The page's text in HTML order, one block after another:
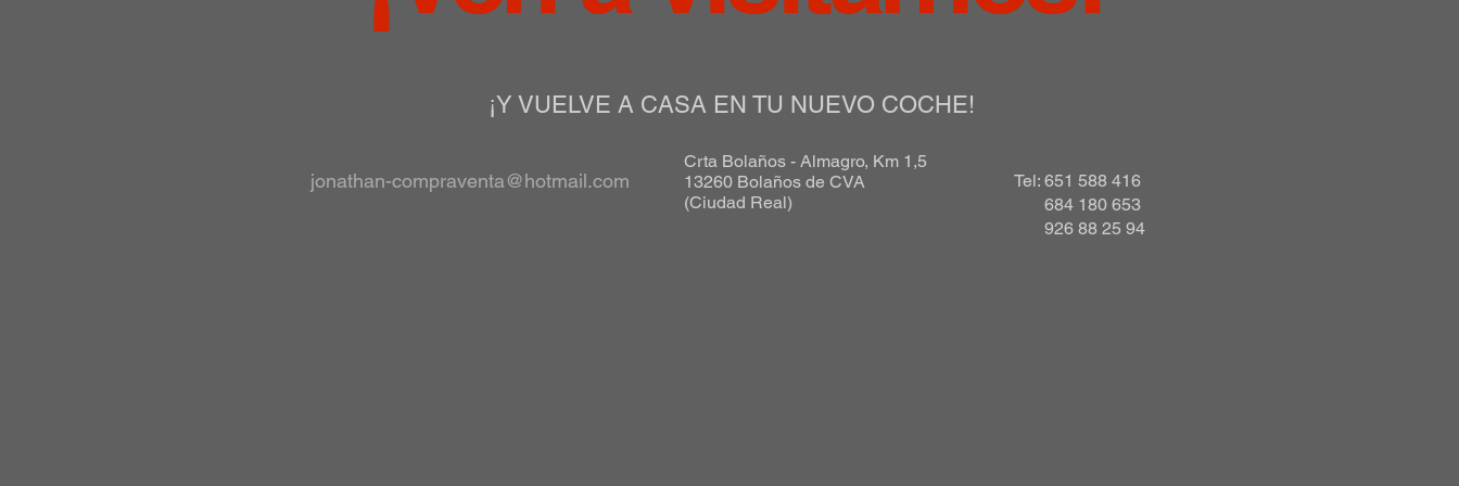
¡Y VUELVE A CASA EN TU NUEVO COCHE!
jonathan-compraventa@hotmail.com
Crta Bolaños - Almagro, Km 1,5
13260 Bolaños de CVA
(Ciudad Real)
Tel: 651 588 416
684 180 653
926 88 25 94